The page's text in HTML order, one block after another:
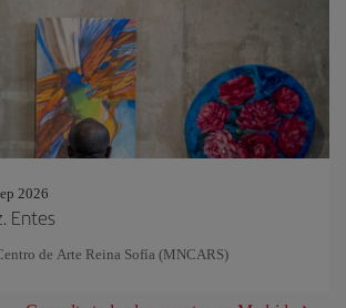
2026
Entes
de Arte Reina Sofía (MNCARS)